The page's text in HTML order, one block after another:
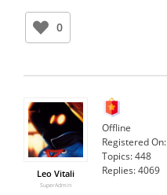
0
Leo Vitali
SuperAdmin
Offline
Registered On:
Topics:448
Replies:4069